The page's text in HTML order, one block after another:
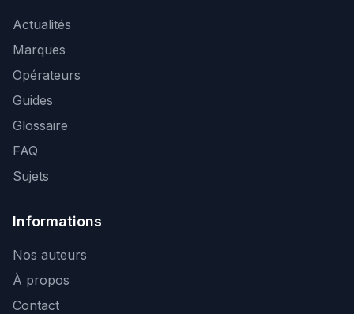
Actualités
Marques
Opérateurs
Guides
Glossaire
FAQ
Sujets
Informations
Nos auteurs
À propos
Contact